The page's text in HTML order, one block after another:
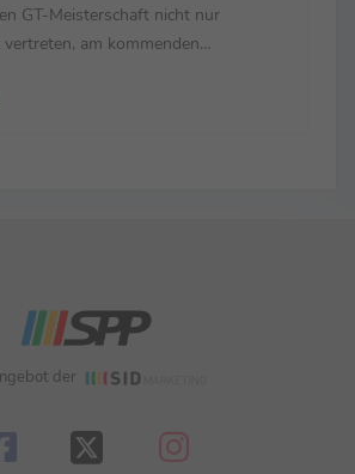
GT-Meisterschaft nicht nur
am kommenden
Red Bull Ring zu den
der